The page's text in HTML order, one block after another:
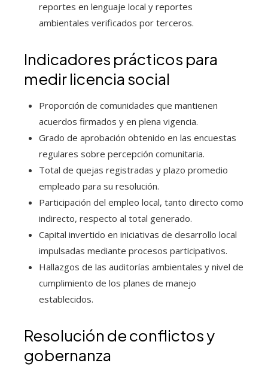
reportes en lenguaje local y reportes
ambientales verificados por terceros.
Indicadores prácticos para
medir licencia social
Proporción de comunidades que mantienen
acuerdos firmados y en plena vigencia.
Grado de aprobación obtenido en las encuestas
regulares sobre percepción comunitaria.
Total de quejas registradas y plazo promedio
empleado para su resolución.
Participación del empleo local, tanto directo como
indirecto, respecto al total generado.
Capital invertido en iniciativas de desarrollo local
impulsadas mediante procesos participativos.
Hallazgos de las auditorías ambientales y nivel de
cumplimiento de los planes de manejo
establecidos.
Resolución de conflictos y
gobernanza